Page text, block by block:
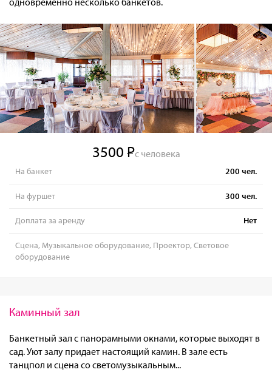
3500 с человека
На банкет 200 чел.
На фуршет 300 чел.
Доплата за аренду Нет
Сцена, Музыкальное оборудование, Проектор, Световое
оборудование
Каминный зал
Банкетный зал с панорамными окнами, которые выходят в
сад. Уют залу придает настоящий камин. В зале есть
танцпол и сцена со светомузыкальным...